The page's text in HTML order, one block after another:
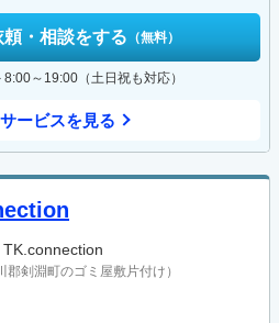
頼・相談をする （無料）
～19:00（土日祝も対応）
ービスを見る
TK.connection
郡剣淵町のゴミ屋敷片付け）